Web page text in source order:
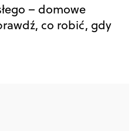
– domowe
co robić, gdy